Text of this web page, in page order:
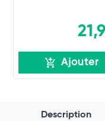
Ajouter
Description